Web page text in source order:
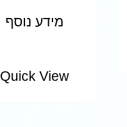
מידע נוסף
Quick View